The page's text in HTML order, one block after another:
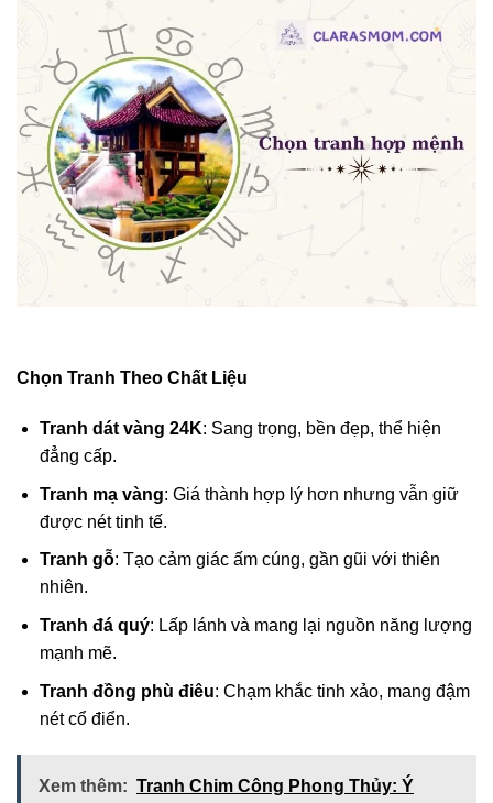
Chọn Tranh Theo Chất Liệu
Tranh dát vàng 24K: Sang trọng, bền đẹp, thể hiện
đẳng cấp.
Tranh mạ vàng: Giá thành hợp lý hơn nhưng vẫn giữ
được nét tinh tế.
Tranh gỗ: Tạo cảm giác ấm cúng, gần gũi với thiên
nhiên.
Tranh đá quý: Lấp lánh và mang lại nguồn năng lượng
mạnh mẽ.
Tranh đồng phù điêu: Chạm khắc tinh xảo, mang đậm
nét cổ điển.
Xem thêm: Tranh Chim Công Phong Thủy: Ý